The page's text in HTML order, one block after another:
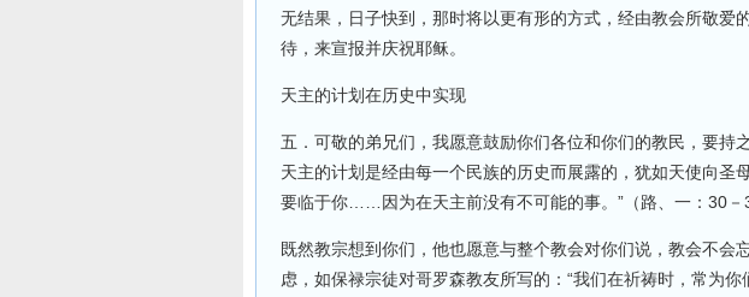
无结果，日子快到，那时将以更有形的方式，经由教会所敬爱
待，来宣报并庆祝耶稣。
天主的计划在历史中实现
五．可敬的弟兄们，我愿意鼓励你们各位和你们的教民，要持
天主的计划是经由每一个民族的历史而展露的，犹如天使向
要临于你……因为在天主前没有不可能的事。”（路、一：30－
既然教宗想到你们，他也愿意与整个教会对你们说，教会不会
虑，如保禄宗徒对哥罗森教友所写的：“我们在祈祷时，常为